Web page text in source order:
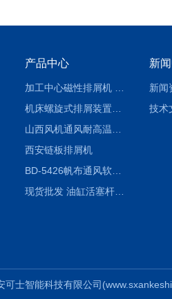
产品中心
西安链板排屑机
BD-5426帆布通风软连接水泥布袋陕西生产厂家
现货批发 油缸活塞杆圆形保护套
新
新闻
技术
可士智能科技有限公司